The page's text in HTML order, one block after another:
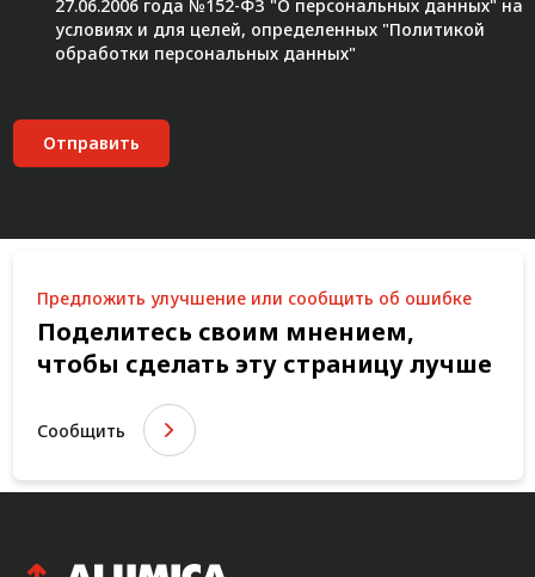
27.06.2006 года №152-ФЗ "О персональных данных" на
условиях и для целей, определенных "Политикой
обработки персональных данных"
Отправить
Предложить улучшение или сообщить об ошибке
Поделитесь своим мнением,
чтобы сделать эту страницу лучше
Сообщить